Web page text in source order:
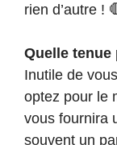
rien d’autre !
Quelle tenue
Inutile de
optez pour le
vous fournira
souvent un